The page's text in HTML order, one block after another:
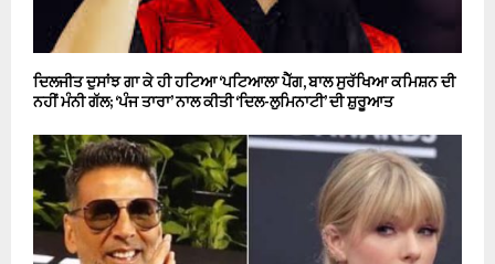
ਦਿਲਜੀਤ ਦੁਸਾਂਝ ਗਾ ਕੇ ਹੀ ਹਟਿਆ ‘ਪਟਿਆਲਾ ਪੈੱਗ, ਬਾਲ ਸੁਰੱਖਿਆ ਕਮਿਸ਼ਨ ਦੀ
ਨਹੀਂ ਮੰਨੀ ਗੱਲ; ‘ਪੰਜ ਤਾਰਾ’ ਨਾਲ ਕੀਤੀ ‘ਦਿਲ-ਲੁਮਿਨਾਟੀ’ ਦੀ ਸ਼ੁਰੂਆਤ